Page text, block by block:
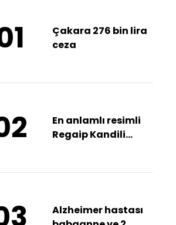
Bursa
13°
Adana
17°
Çakara 276 bin lira
ceza
En anlamlı resimli
Regaip Kandili
Alzheimer hastası